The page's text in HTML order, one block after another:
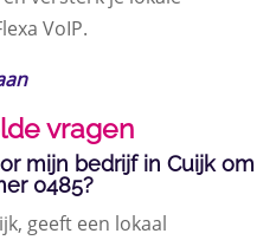
VoIP.
vragen
mijn bedrijf in Cuijk om
0485?
geeft een lokaal